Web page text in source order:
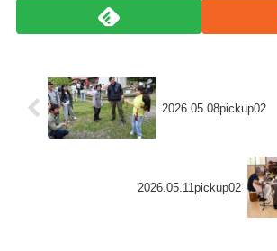
2026.05.08pickup02
2026.05.11pickup02